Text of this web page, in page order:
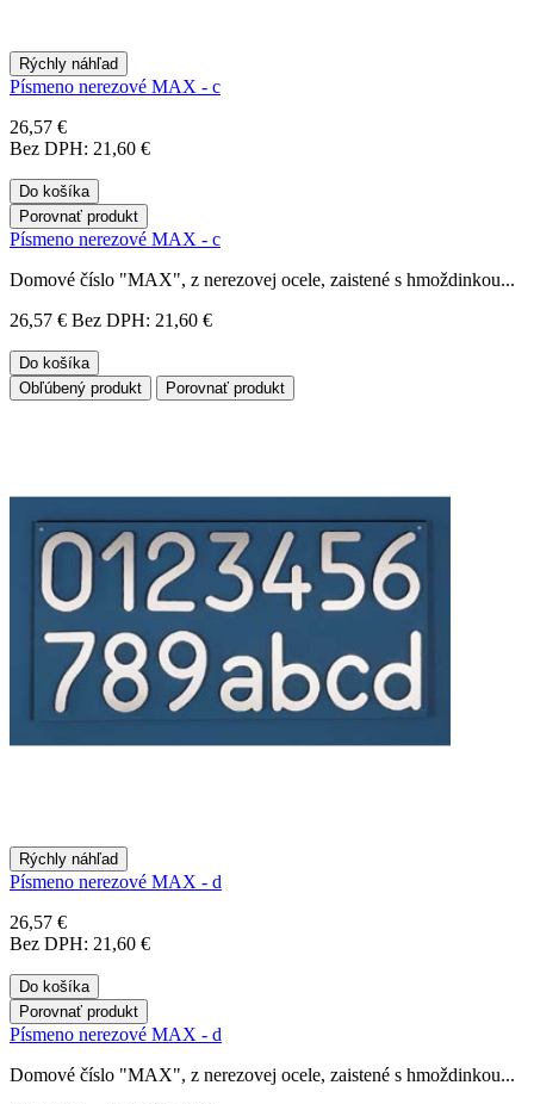
Rýchly náhľad
Písmeno nerezové MAX - c
26,57 €
Bez DPH: 21,60 €
Do košíka
Porovnať produkt
Písmeno nerezové MAX - c
Domové číslo "MAX", z nerezovej ocele, zaistené s hmoždinkou...
26,57 € Bez DPH: 21,60 €
Do košíka
Obľúbený produkt
Porovnať produkt
Rýchly náhľad
Písmeno nerezové MAX - d
26,57 €
Bez DPH: 21,60 €
Do košíka
Porovnať produkt
Písmeno nerezové MAX - d
Domové číslo "MAX", z nerezovej ocele, zaistené s hmoždinkou...